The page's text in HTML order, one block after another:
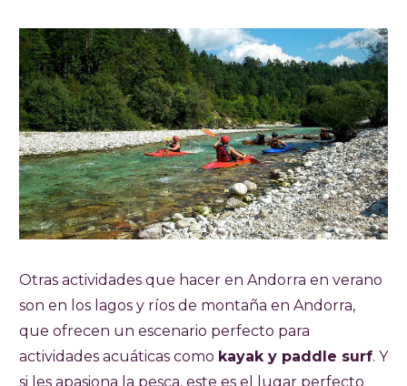
Otras actividades que hacer en Andorra en verano
son en los lagos y ríos de montaña en Andorra,
que ofrecen un escenario perfecto para
actividades acuáticas como kayak y paddle surf. Y
si les apasiona la pesca, este es el lugar perfecto